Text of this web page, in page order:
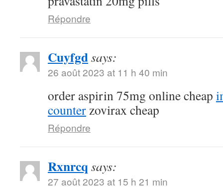
Répondre
Cuyfgdsays:
26 août 2023 at 11 h 40 min
order aspirin 75mg online cheap
counterzovirax cheap
Répondre
Rxnrcq says:
27 août 2023 at 15 h 21 min